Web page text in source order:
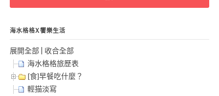
字:
海水格格X饗樂生活
展開全部
收合全部
海水格格旅歷表
[食]早餐吃什麼？
輕描淡寫